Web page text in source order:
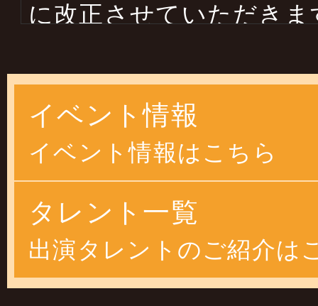
に改正させていただき
2025年03月14日
２０２５年４月より物
恐縮ですが
価格改正させていただ
一部の料金は据え置き
イベント情報
イベント情報はこちら
タレント一覧
出演タレントのご紹介は